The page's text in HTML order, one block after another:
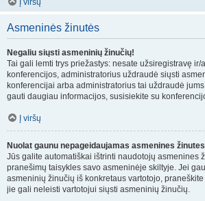
Į viršų
Asmeninės žinutės
Negaliu siųsti asmeninių žinučių!
Tai gali lemti trys priežastys: nesate užsiregistravę ir/
konferencijos, administratorius uždraudė siųsti
konferencijai arba administratorius tai uždraudė
gauti daugiau informacijos, susisiekite su
Į viršų
Nuolat gaunu nepageidaujamas asmenines
Jūs galite automatiškai ištrinti naudotojų asmenines
pranešimų taisykles savo asmeninėje skiltyje. Jei
asmeninių žinučių iš konkretaus vartotojo,
jie gali neleisti vartotojui siųsti asmeninių žinučių.